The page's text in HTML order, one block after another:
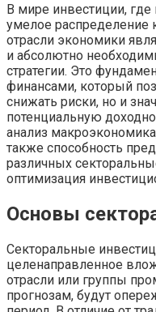
В мире инвестиции,
умелое распределение
отрасли экономики
и абсолютно
стратегии. Это
финансами, который
снижать риски, но и
потенциальную
анализ
также способность
различных
оптимизация
Основы
Секторальные
целенаправленное
отрасли или группы
прогнозам, будут